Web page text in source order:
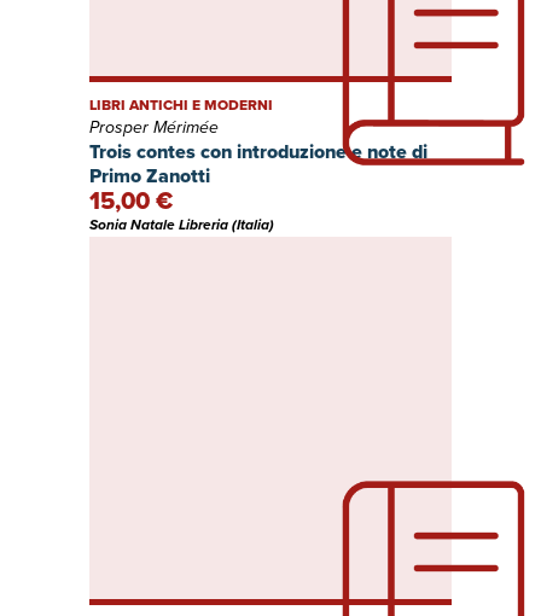
Trois contes con introduzione e note di
Primo Zanotti
LIBRI ANTICHI E MODERNI
Prosper Mérimée
15,00 €
Sonia Natale Libreria (Italia)